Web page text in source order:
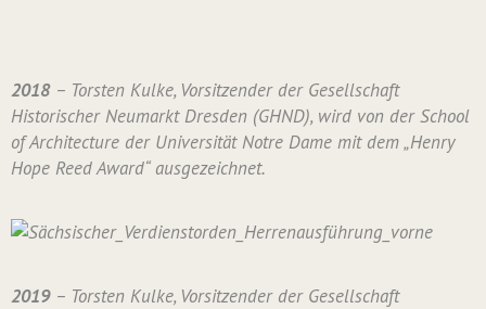
2018– Torsten Kulke, Vorsitzender der Gesellschaft
Historischer Neumarkt Dresden (GHND), wird von der School
of Architecture der Universität Notre Dame mit dem „Henry
Hope Reed Award“ ausgezeichnet.
2019– Torsten Kulke, Vorsitzender der Gesellschaft